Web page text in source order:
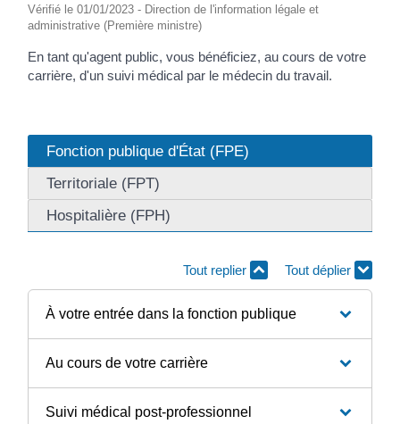
Vérifié le 01/01/2023 - Direction de l'information légale et
administrative (Première ministre)
En tant qu'agent public, vous bénéficiez, au cours de votre
carrière, d'un suivi médical par le médecin du travail.
Fonction publique d'État (FPE)
Territoriale (FPT)
Hospitalière (FPH)
Tout replier Tout déplier
À votre entrée dans la fonction publique
Au cours de votre carrière
Suivi médical post-professionnel